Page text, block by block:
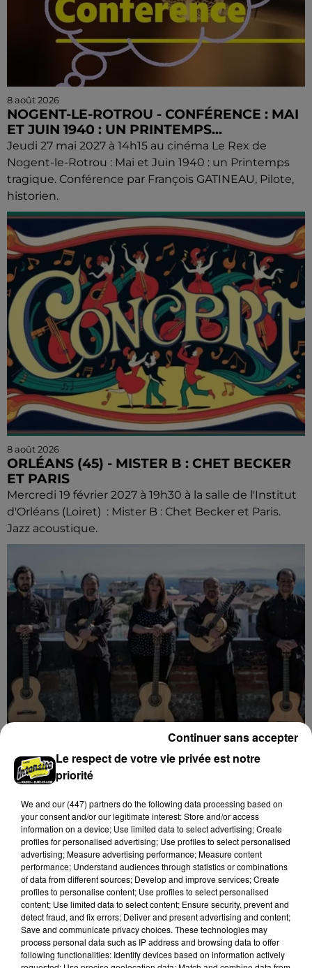
8 août 2026
NOGENT-LE-ROTROU - CONFÉRENCE : MAI
ET JUIN 1940 : UN PRINTEMPS...
Jeudi 27 mai 2027 à 14h15 au cinéma Le Rex de
Nogent-le-Rotrou : Mai et Juin 1940 : un Printemps
tragique. Conférence par François GATINEAU, Pilote,
historien.
8 août 2026
ORLÉANS (45) - MISTER B : CHET BECKER
ET PARIS
Mercredi 19 février 2027 à 19h30 à la salle de l'Institut
d'Orléans (Loiret) : Mister B : Chet Becker et Paris.
Jazz acoustique.
8 août 2026
DE CHILE
Mercredi 10 février 2027 à 19h30 à la salle de l'Institut
d'Orléans (Loiret) : Consort Guitarissitico de Chile.
Concert de guitares. Entrée libre.
Le respect de votre vie privée est notre
priorité
We and our (447) partnersdo the following data processing based on
your consent and/or our legitimate interest: Store and/or access
information on a device; Use limited data to select advertising; Create
profiles for personalised advertising; Use profiles to select personalised
advertising; Measure advertising performance; Measure content
performance; Understand audiences through statistics or combinations
of data from different sources; Develop and improve services; Create
profiles to personalise content; Use profiles to select personalised
content; Use limited data to select content; Ensure security, prevent and
detect fraud, and fix errors; Deliver and present advertising and content;
Save and communicate privacy choices. These technologies may
process personal data such as IP address and browsing data to offer
following functionalities: Identify devices based on information actively
Continuer sans accepter